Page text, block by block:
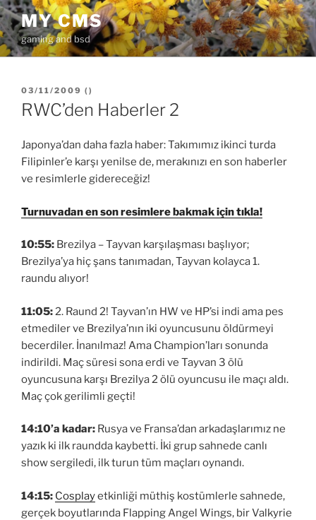
İçeriğe
geç MY CMS
gaming and bsd
YAYIM
TARIHI
03/11/2009 ( )
RWC’den Haberler 2
Japonya’dan daha fazla haber: Takımımız ikinci turda
Filipinler’e karşı yenilse de, merakınızı en son haberler
ve resimlerle gidereceğiz!
Turnuvadan en son resimlere bakmak için tıkla!
10:55: Brezilya – Tayvan karşılaşması başlıyor;
Brezilya’ya hiç şans tanımadan, Tayvan kolayca 1.
raundu alıyor!
11:05:2. Raund 2! Tayvan’ın HW ve HP’si indi ama pes
etmediler ve Brezilya’nın iki oyuncusunu öldürmeyi
becerdiler. İnanılmaz! Ama Champion’ları sonunda
indirildi. Maç süresi sona erdi ve Tayvan 3 ölü
oyuncusuna karşı Brezilya 2 ölü oyuncusu ile maçı aldı.
Maç çok gerilimli geçti!
14:10’a kadar: Rusya ve Fransa’dan arkadaşlarımız ne
yazık ki ilk raundda kaybetti. İki grup sahnede canlı
show sergiledi, ilk turun tüm maçları oynandı.
14:15: Cosplayetkinliği müthiş kostümlerle sahnede,
gerçek boyutlarında Flapping Angel Wings, bir Valkyrie